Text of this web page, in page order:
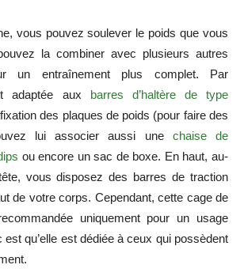
vous pouvez soulever le poids que vous
la combiner avec plusieurs autres
un entraînement plus complet. Par
adaptée aux barres d’haltère de type
des plaques de poids (pour faire des
lui associer aussi une chaise de
ou encore un sac de boxe. En haut, au-
vous disposez des barres de traction
de votre corps. Cependant, cette cage de
uniquement pour un usage
est qu’elle est dédiée à ceux qui possèdent